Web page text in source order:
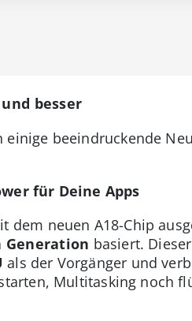
besser
beeindruckende
für Deine Apps
dem neuen A18-Chip
Generation basiert.
als der Vorgänger und
Multitasking noch